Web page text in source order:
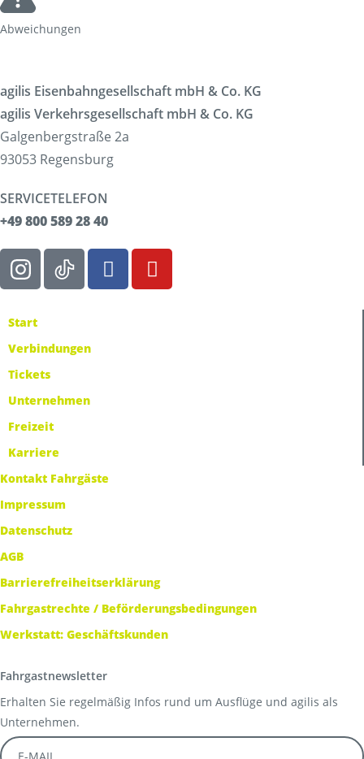
Abweichungen
agilis Eisenbahngesellschaft mbH & Co. KG
agilis Verkehrsgesellschaft mbH & Co. KG
Galgenbergstraße 2a
93053 Regensburg
SERVICETELEFON
+49 800 589 28 40
Start
Verbindungen
Tickets
Unternehmen
Freizeit
Karriere
Kontakt Fahrgäste
Impressum
Datenschutz
AGB
Barrierefreiheitserklärung
Fahrgastrechte / Beförderungsbedingungen
Werkstatt: Geschäftskunden
Fahrgastnewsletter
Erhalten Sie regelmäßig Infos rund um Ausflüge und agilis als
Unternehmen.